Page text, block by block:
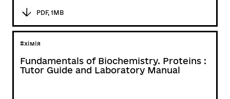
PDF, 1MB
#хімія
Fundamentals of Biochemistry. Proteins :
Tutor Guide and Laboratory Manual